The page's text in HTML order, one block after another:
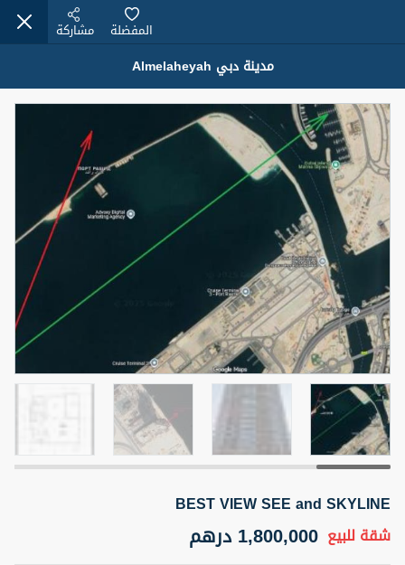
عقارات للبيع (12441)
1.5 BHK 48 Parkside
شقةللبيع 1,350,000 درهم
4
سرير
1
مربع)
75.43
المعروض
مفروش/ة جزئيا
اسم الوسيط
MOHAMMED ARSHAD SAIYED
رقم الوسيط
أتصل الأن
5 أشهر +
2BR Golf, Pool & Villa View | 3 Bathrooms | 1,274.77 Sq
Ft | Ellington House II
للبيع 4,100,000 درهم
مدينة دبي Almelaheyah
المفضلة مشاركة
BEST VIEW SEE and SKYLINE
شقة للبيع 1,800,000 درهم